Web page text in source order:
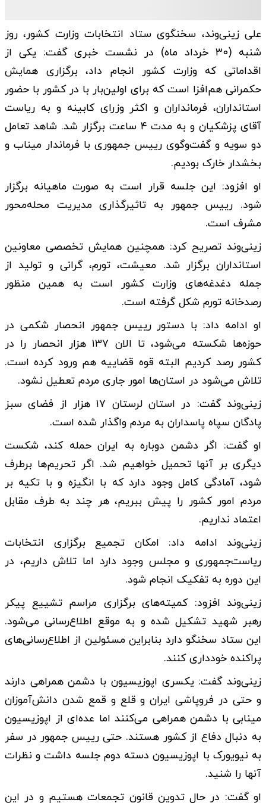
علی زینی‌وند، سخنگوی ستاد انتخابات وزارت کشور، روز
شنبه (۳۰ خرداد ماه) در نشست خبری گفت: یکی از
اقداماتی که وزارت کشور انجام داد، برگزاری همایش
حکمرانی هم‌افزا است که برای اولین‌بار با در کشور با حضور
استانداران، فرمانداران و اکثر وزرای کابینه و به ریاست
آقای پزشکیان و به مدت ۴ ساعت برگزار شد. شاهد تعامل
دو سویه و گفت‌وگوی رییس جمهوری با فرماندار میناب و
بخشدار خارک بودیم.
او افزود: این جلسه قرار است به صورت ماهیانه برگزار
شود. رییس جمهور به تاثیرگذاری مدیریت محله‌محور
مشرف است.
زینی‌وند تصریح کرد: همچنین همایش تخصصی معاونین
استانداران برگزار شد. معیشت، تورم، گرانی و تولید از
جمله دغدغه‌های وزارت کشور است به همین منظور
رصدخانه تورم شکل گرفته است.
او ادامه داد: با دستور رییس جمهور انحصار شکمی در
حوزه‌ها شکسته می‌شود، تا الان ۱۳۷ هزار انحصار را در
کشور رصد کردیم البته قوه قضاییه هم ورود کرده است.
تلاش می‌شود در استان‌ها امور جاری مردم تعطیل نشود.
زینی‌وند گفت: در استان لرستان ۱۷ هزار از فضای سبز
پادگان سپاه پاسداران به مردم واگذار شده است.
او گفت: اگر دشمن دوباره به ایران حمله کند، شکست
دیگری بر آنها تحمیل خواهیم شد. اگر تحریم‌ها برطرف
شود، آمادگی کامل وجود دارد که با انگیزه و با تکیه بر
مردم امور کشور را پیش ببریم، هر چند به طرف مقابل
اعتماد نداریم.
زینی‌وند ادامه داد: امکان تجمیع برگزاری انتخابات
ریاست‌جمهوری و مجلس وجود دارد اما تلاش داریم، در
این دوره به تفکیک انجام شود.
زینی‌وند افزود: کمیته‌های برگزاری مراسم تشییع پیکر
رهبر شهید تشکیل شده و به موقع اطلاع‌رسانی می‌شود.
این ستاد سخنگو دارد بنابراین مسئولین از اطلاع‌رسانی‌های
پراکنده خودداری کنند.
زینی‌وند گفت: یکسری اپوزیسیون با دشمن همراهی دارند
و حتی در فروپاشی ایران و قلع و قمع شدن دانش‌آموزان
مینابی با دشمن همراهی می‌کنند اما عده‌ای از اپوزیسیون
به دنبال دفاع از کشور هستند. حتی رییس جمهور در سفر
به نیویورک با اپوزیسیون دسته دوم جلسه داشت و نظرات
آنها را شنید.
او گفت: در حال تدوین قانون‌ تجمعات هستیم و در این